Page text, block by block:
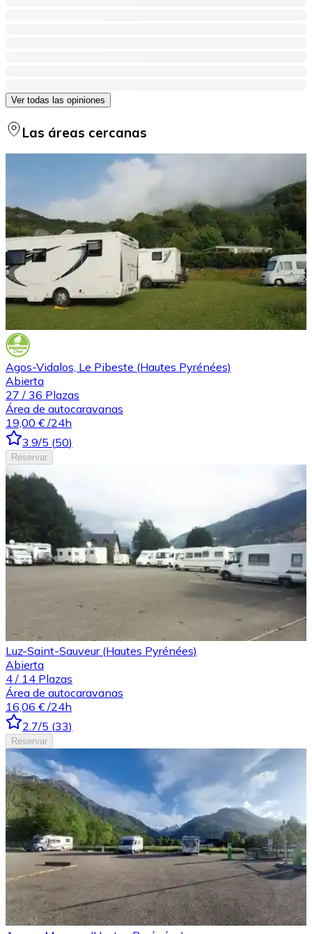
Ver todas las opiniones
Las áreas cercanas
Agos-Vidalos, Le Pibeste (Hautes Pyrénées)
Abierta
27 / 36 Plazas
Área de autocaravanas
19,00 € /24h
3.9/5 (50)
Reservar
Luz-Saint-Sauveur (Hautes Pyrénées)
Abierta
4 / 14 Plazas
Área de autocaravanas
16,06 € /24h
2.7/5 (33)
Reservar